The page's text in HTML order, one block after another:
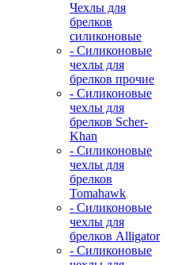
Чехлы для
брелков
силиконовые
- Силиконовые
чехлы для
брелков прочие
- Силиконовые
чехлы для
брелков Scher-
Khan
- Силиконовые
чехлы для
брелков
Tomahawk
- Силиконовые
чехлы для
брелков Alligator
- Силиконовые